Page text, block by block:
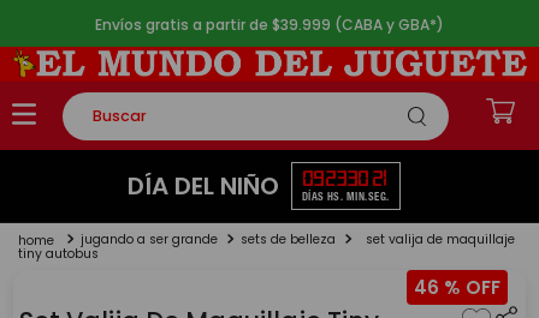
Envíos gratis a partir de $39.999 (CABA y GBA*)
Buscar
TÉRMINOS MÁS BUSCADOS
2.
lego
DÍA DEL NIÑO 09
DÍAS
23
HS.
30
MIN.
21
SEG.
jugando a ser grande sets de belleza set valija de maquillaje
tiny autobus
46 %